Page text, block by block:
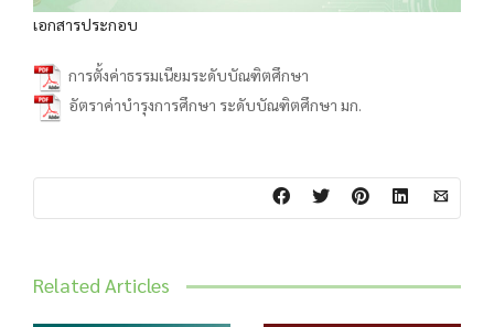
เอกสารประกอบ
การตั้งค่าธรรมเนียมระดับบัณฑิตศึกษา
อัตราค่าบำรุงการศึกษา ระดับบัณฑิตศึกษา มก.
Related Articles